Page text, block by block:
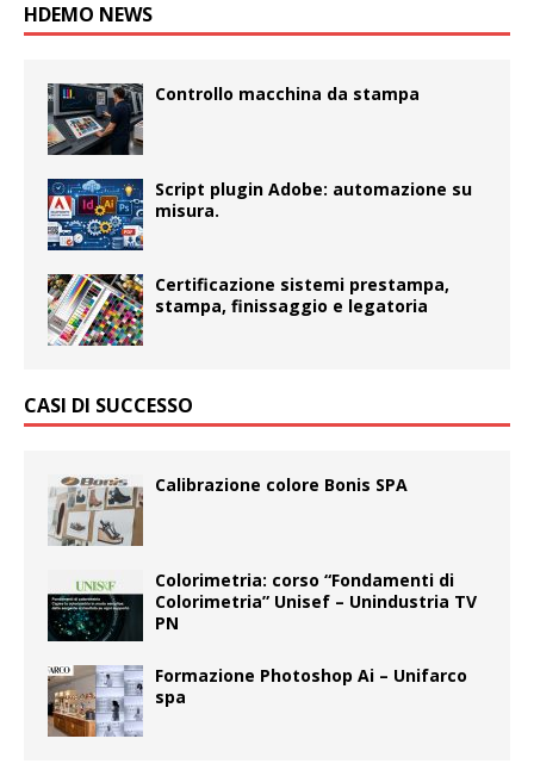
HDEMO NEWS
Controllo macchina da stampa
Script plugin Adobe: automazione su
misura.
Certificazione sistemi prestampa,
stampa, finissaggio e legatoria
CASI DI SUCCESSO
Calibrazione colore Bonis SPA
Colorimetria: corso “Fondamenti di
Colorimetria” Unisef – Unindustria TV
PN
Formazione Photoshop Ai – Unifarco
spa